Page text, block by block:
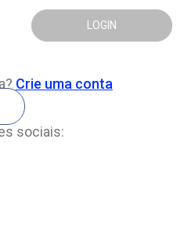
LOGIN
Crie uma conta
sociais: